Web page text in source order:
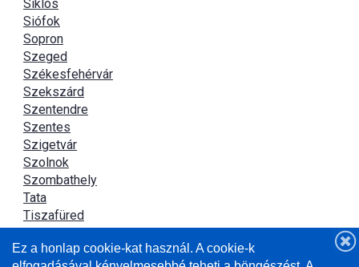
Siklós
Siófok
Sopron
Szeged
Székesfehérvár
Szekszárd
Szentendre
Szentes
Szigetvár
Szolnok
Szombathely
Tata
Tiszafüred
Újszász
Ez a honlap cookie-kat használ. A cookie-k